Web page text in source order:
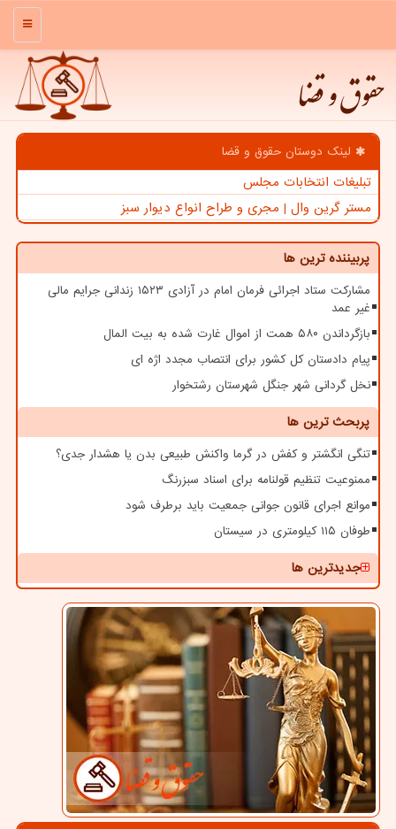
منو
حقوق و قضا
لینک دوستان حقوق و قضا
تبلیغات انتخابات مجلس
مستر گرین وال | مجری و طراح انواع دیوار سبز
پربیننده ترین ها
مشارکت ستاد اجرائی فرمان امام در آزادی ۱۵۲۳ زندانی جرایم مالی
غیر عمد
بازگرداندن ۵۸۰ همت از اموال غارت شده به بیت المال
پیام دادستان کل کشور برای انتصاب مجدد اژه ای
نخل گردانی شهر جنگل شهرستان رشتخوار
پربحث ترین ها
تنگی انگشتر و کفش در گرما واکنش طبیعی بدن یا هشدار جدی؟
ممنوعیت تنظیم قولنامه برای اسناد سبزرنگ
موانع اجرای قانون جوانی جمعیت باید برطرف شود
طوفان ۱۱۵ کیلومتری در سیستان
جدیدترین ها